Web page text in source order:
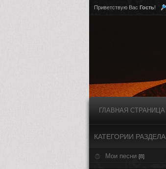
Приветствую Вас Гость!
ГЛАВНАЯ СТРАНИЦА
КАТЕГОРИИ РАЗДЕЛА
Мои песни [8]